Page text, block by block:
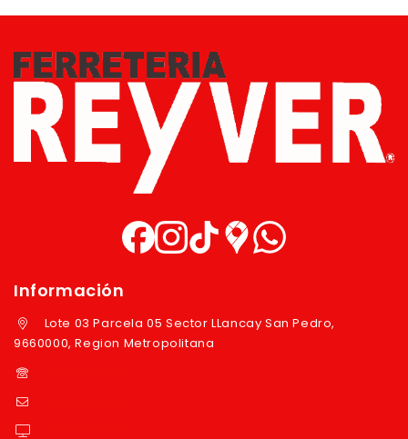
Información
Lote 03 Parcela 05 Sector LLancay San Pedro,
9660000, Region Metropolitana